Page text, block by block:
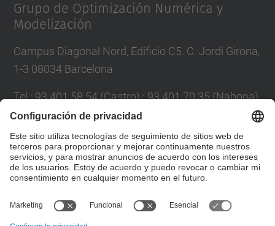
Grupo de Optimización Numérica y
Modelización
Campus Diagonal Nord, Edificio C5. C. Jordi Girona,
1-3 08034 Barcelona
Tel.:93 401 58 54 (Castro) ; 93 401 70 35 (Nabona)
Correo
jordi.castro@upc.edu ;
narcis.nabona@upc.edu
Formulario de contacto